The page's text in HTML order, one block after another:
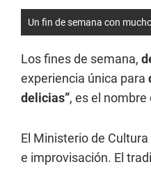
Un fin de semana con
Los fines de semana,
experiencia única para
delicias”, es el
El Ministerio de
e improvisación. El